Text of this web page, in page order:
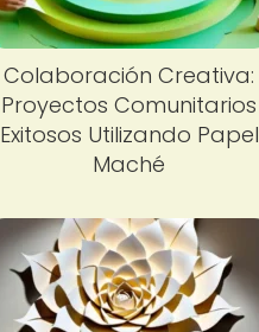
Colaboración Creativa:
Proyectos Comunitarios
Exitosos Utilizando Papel
Maché